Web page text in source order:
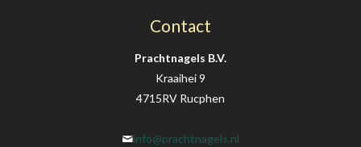
Contact
Prachtnagels B.V.
Kraaihei 9
4715RV Rucphen
info@prachtnagels.nl